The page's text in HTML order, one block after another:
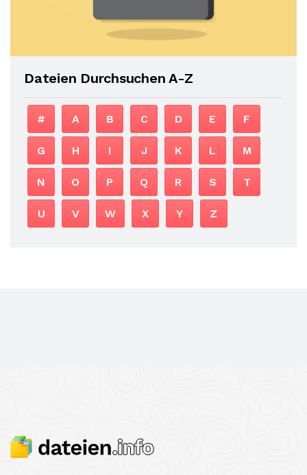
Dateien Durchsuchen A-Z
# A B C D E F
G H I J K L M
N O P Q R S T
U V W X Y Z